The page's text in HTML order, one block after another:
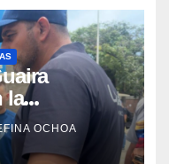
la
de
OCHOA